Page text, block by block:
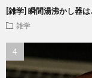
[雑学] 瞬間湯沸かし器
雑学